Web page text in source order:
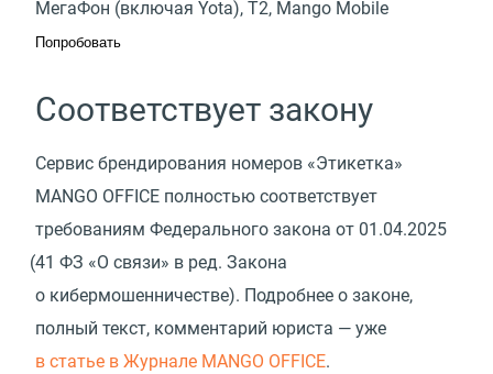
МегаФон (включая Yota), Т2, Mango Mobile
Попробовать
Соответствует закону
Сервис брендирования номеров «Этикетка»
MANGO OFFICE полностью соответствует
требованиям Федерального закона от 01.04.2025
(41 ФЗ «О связи» в ред. Закона
о кибермошенничестве). Подробнее о законе,
полный текст, комментарий юриста — уже
в статье в Журнале MANGO OFFICE.